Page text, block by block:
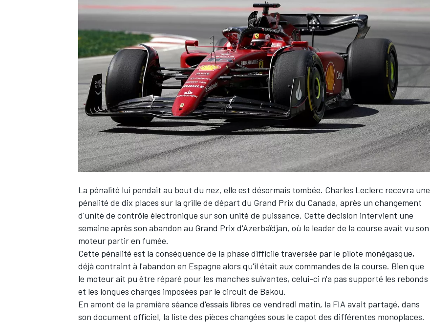
WRC
WEC
La pénalité lui pendait au bout du nez, elle est désormais tombée. Charles Leclerc recevra une
pénalité de dix places sur la grille de départ du Grand Prix du Canada, après un changement
d'unité de contrôle électronique sur son unité de puissance. Cette décision intervient une
semaine après son abandon au Grand Prix d'Azerbaïdjan, où le leader de la course avait vu son
moteur partir en fumée.
Cette pénalité est la conséquence de la phase difficile traversée par le pilote monégasque,
déjà contraint à l'abandon en Espagne alors qu'il était aux commandes de la course. Bien que
le moteur ait pu être réparé pour les manches suivantes, celui-ci n'a pas supporté les rebonds
et les longues charges imposées par le circuit de Bakou.
En amont de la première séance d'essais libres ce vendredi matin, la FIA avait partagé, dans
son document officiel, la liste des pièces changées sous le capot des différentes monoplaces.